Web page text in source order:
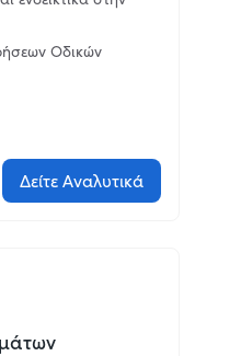
Οδικών
Δείτε Αναλυτικά